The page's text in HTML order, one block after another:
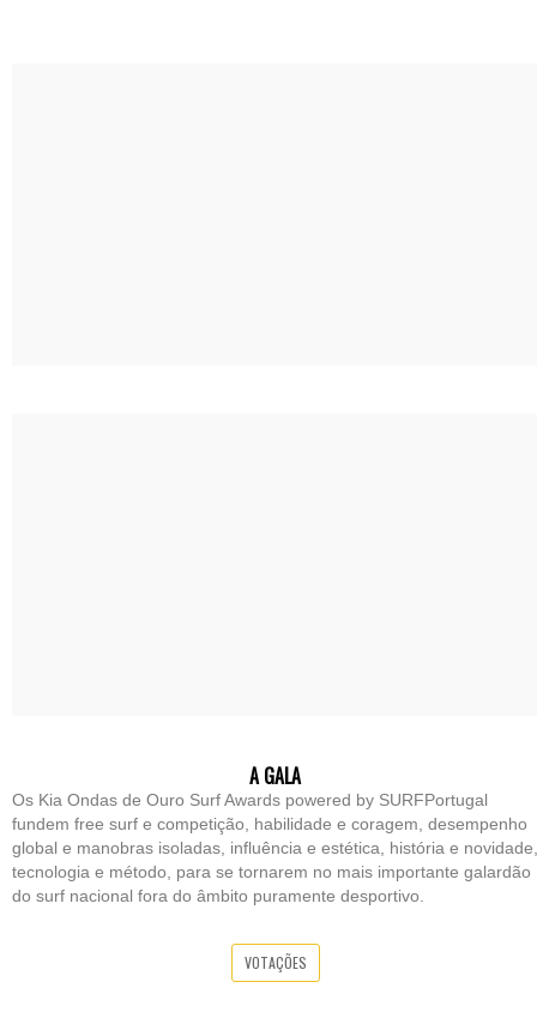
A GALA
Os Kia Ondas de Ouro Surf Awards powered by SURFPortugal
fundem free surf e competição, habilidade e coragem, desempenho
global e manobras isoladas, influência e estética, história e
tecnologia e método, para se tornarem no mais importante galardão
do surf nacional fora do âmbito puramente desportivo.
VOTAÇÕES